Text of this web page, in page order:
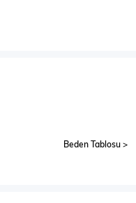
Beden Tablosu